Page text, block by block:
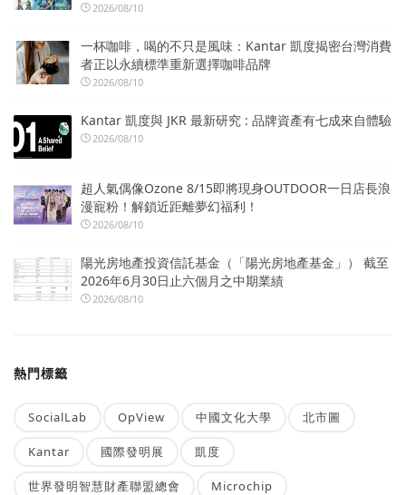
2026/08/10
一杯咖啡，喝的不只是風味：Kantar 凱度揭密台灣消費
者正以永續標準重新選擇咖啡品牌
2026/08/10
Kantar 凱度與 JKR 最新研究 : 品牌資產有七成來自體驗
2026/08/10
超人氣偶像Ozone 8/15即將現身OUTDOOR一日店長浪
漫寵粉！解鎖近距離夢幻福利！
2026/08/10
陽光房地產投資信託基金（「陽光房地產基金」） 截至
2026年6月30日止六個月之中期業績
2026/08/10
熱門標籤
SocialLab OpView 中國文化大學 北市圖
Kantar 國際發明展 凱度
世界發明智慧財產聯盟總會 Microchip